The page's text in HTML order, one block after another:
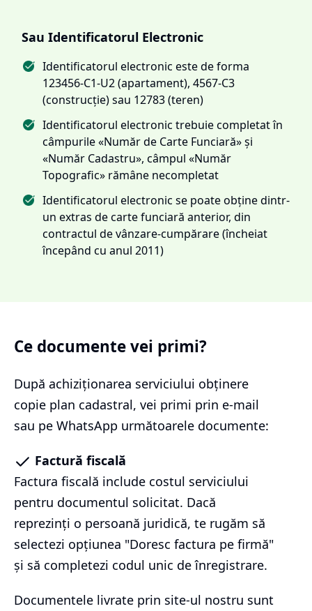
Sau Identificatorul Electronic
Identificatorul electronic este de forma
123456-C1-U2 (apartament), 4567-C3
(construcție) sau 12783 (teren)
Identificatorul electronic trebuie completat în
câmpurile «Număr de Carte Funciară» și
«Număr Cadastru», câmpul «Număr
Topografic» rămâne necompletat
Identificatorul electronic se poate obține dintr-
un extras de carte funciară anterior, din
contractul de vânzare-cumpărare (încheiat
începând cu anul 2011)
Ce documente vei primi?
După achiziționarea serviciului obținere
copie plan cadastral, vei primi prin e-mail
sau pe WhatsApp următoarele documente:
Factură fiscală
Factura fiscală include costul serviciului
pentru documentul solicitat. Dacă
reprezinți o persoană juridică, te rugăm să
selectezi opțiunea "Doresc factura pe firmă"
și să completezi codul unic de înregistrare.
Documentele livrate prin site-ul nostru sunt